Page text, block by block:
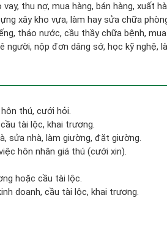
vay, thu nợ, mua hàng, bán hàng, xuất
xây kho vựa, làm hay sửa chữa
tháo nước, cầu thầy chữa bệnh,
người, nộp đơn dâng sớ, học kỹ nghệ,
thú, cưới hỏi.
tài lộc, khai trương.
sửa nhà, làm giường, đặt giường.
hôn nhân giá thú (cưới xin).
hoặc cầu tài lộc.
doanh, cầu tài lộc, khai trương.